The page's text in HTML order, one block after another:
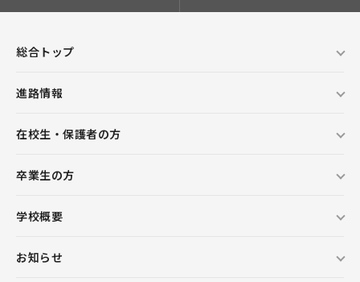
総合トップ
進路情報
在校生・保護者の方
卒業生の方
学校概要
お知らせ